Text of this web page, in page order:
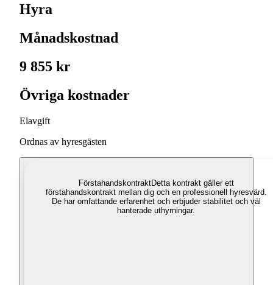
Hyra
Månadskostnad
9 855 kr
Övriga kostnader
Elavgift
Ordnas av hyresgästen
FörstahandskontraktDetta kontrakt gäller ett
förstahandskontrakt mellan dig och en professionell hyresvärd.
De har omfattande erfarenhet och erbjuder stabilitet och väl
hanterade uthyrningar.